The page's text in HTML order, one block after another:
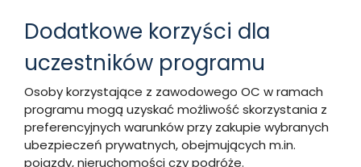
Dodatkowe korzyści dla
uczestników programu
Osoby korzystające z zawodowego OC w ramach
programu mogą uzyskać możliwość skorzystania z
preferencyjnych warunków przy zakupie wybranych
ubezpieczeń prywatnych, obejmujących m.in.
pojazdy, nieruchomości czy podróże.